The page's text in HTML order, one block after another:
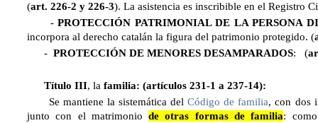
(art. 226-2 y 226-3). La asistencia es inscribible en el Registro
-PROTECCIÓN PATRIMONIAL DE LA PERSONA
incorpora al derecho catalán la figura del patrimonio protegido. (
- PROTECCIÓN DE MENORES DESAMPARADOS: (
Título III, la familia: (artículos 231-1 a 237-14):
Se mantiene la sistemática delCódigo de familia, con dos
junto con el matrimoniode otras formas de familia: